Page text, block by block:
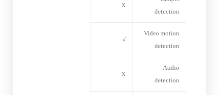
detection
X
Video motion
detection
√
Audio
detection
X